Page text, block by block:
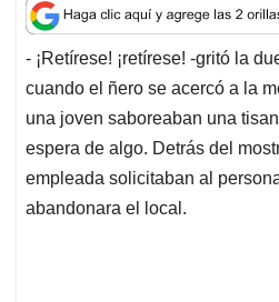
a
t
s
A
p
p
c
e
b
o
o
k
n
k
e
d
I
n
a
i
l
r
e
a
d
s
- ¡Retírese! ¡retírese! -gritó la
cuando el ñero se acercó a la
una joven saboreaban una
espera de algo. Detrás del
empleada solicitaban al
abandonara el local.